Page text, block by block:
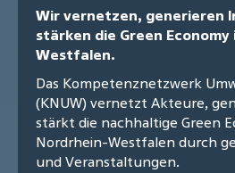
Wir vernetzen, generieren
stärken die Green
Westfalen.
Das Kompetenznetzwerk
(KNUW) vernetzt Akteure,
stärkt die nachhaltige Green
Nordrhein-Westfalen durch
und Veranstaltungen.